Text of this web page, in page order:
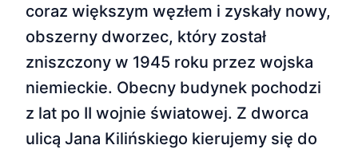
coraz większym węzłem i zyskały nowy,
obszerny dworzec, który został
zniszczony w 1945 roku przez wojska
niemieckie. Obecny budynek pochodzi
z lat po II wojnie światowej. Z dworca
ulicą Jana Kilińskiego kierujemy się do